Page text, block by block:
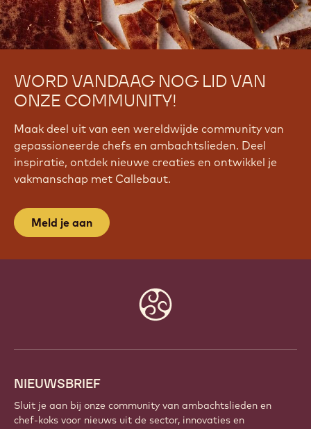
WORD VANDAAG NOG LID VAN
ONZE COMMUNITY!
Maak deel uit van een wereldwijde community van
gepassioneerde chefs en ambachtslieden. Deel
inspiratie, ontdek nieuwe creaties en ontwikkel je
vakmanschap met Callebaut.
Meld je aan
NIEUWSBRIEF
Sluit je aan bij onze community van ambachtslieden en
chef-koks voor nieuws uit de sector, innovaties en